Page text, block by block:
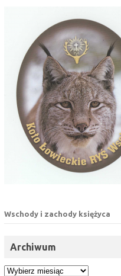
Wschody i zachody księżyca
Archiwum
Archiwum